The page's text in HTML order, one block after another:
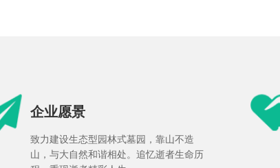
企业愿景
致力建设生态型园林式墓园，靠山不造
山，与大自然和谐相处。追忆逝者生命历